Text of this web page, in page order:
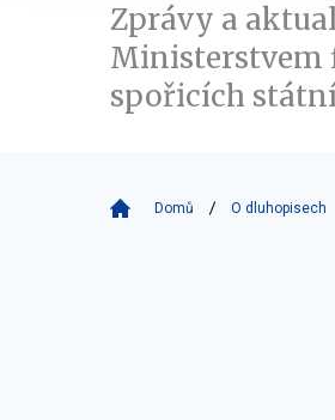
Zprávy a
Ministerstvem
spořicích
Domů O dluhopisech